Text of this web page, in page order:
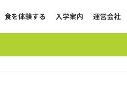
食を体験する 入学案内 運営会社